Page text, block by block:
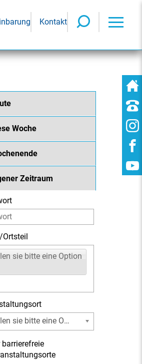
Kontakt
Woche
Zeitraum
Ortsteil
sie bitte eine Option
Wählen sie bitte eine Option aus.
barrierefreie